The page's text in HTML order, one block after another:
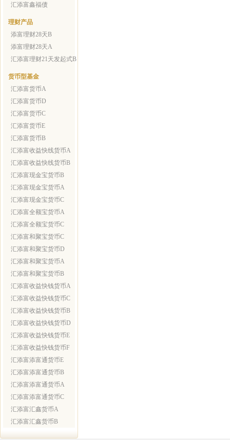
汇添富鑫福债
理财产品
添富理财28天B
添富理财28天A
汇添富理财21天发起式B
货币型基金
汇添富货币A
汇添富货币D
汇添富货币C
汇添富货币E
汇添富货币B
汇添富收益快线货币A
汇添富收益快线货币B
汇添富现金宝货币B
汇添富现金宝货币A
汇添富现金宝货币C
汇添富全额宝货币A
汇添富全额宝货币C
汇添富和聚宝货币C
汇添富和聚宝货币D
汇添富和聚宝货币A
汇添富和聚宝货币B
汇添富收益快钱货币A
汇添富收益快钱货币C
汇添富收益快钱货币B
汇添富收益快钱货币D
汇添富收益快钱货币E
汇添富收益快钱货币F
汇添富添富通货币E
汇添富添富通货币B
汇添富添富通货币A
汇添富添富通货币C
汇添富汇鑫货币A
汇添富汇鑫货币B